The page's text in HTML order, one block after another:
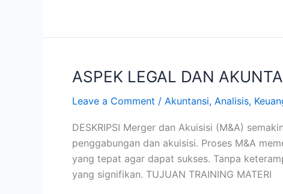
ASPEK LEGAL DAN
Leave a Comment / Akuntansi, Analisis,
DESKRIPSI Merger dan Akuisisi (M&A)
penggabungan dan akuisisi. Proses M&A
yang tepat agar dapat sukses. Tanpa
yang signifikan. TUJUAN TRAINING MATERI
ASPEK
DAN
MERGER
AKUISISI
BUMN